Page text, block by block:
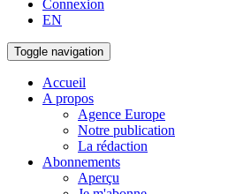
Connexion
EN
Toggle navigation
Accueil
A propos
Agence Europe
Notre publication
La rédaction
Abonnements
Aperçu